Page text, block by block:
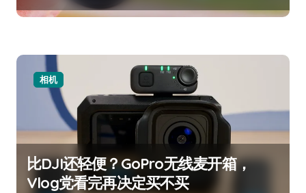
相机
比DJI还轻便？GoPro无线麦开箱，
Vlog党看完再决定买不买